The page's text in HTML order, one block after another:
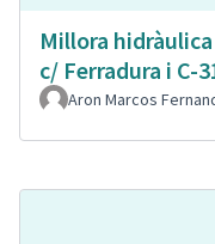
Millora
c/ Ferradura i C-
Aron Marcos